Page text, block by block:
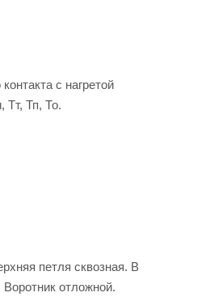
с нагретой
Тт, Тп, То.
петля сквозная. В
отложной.